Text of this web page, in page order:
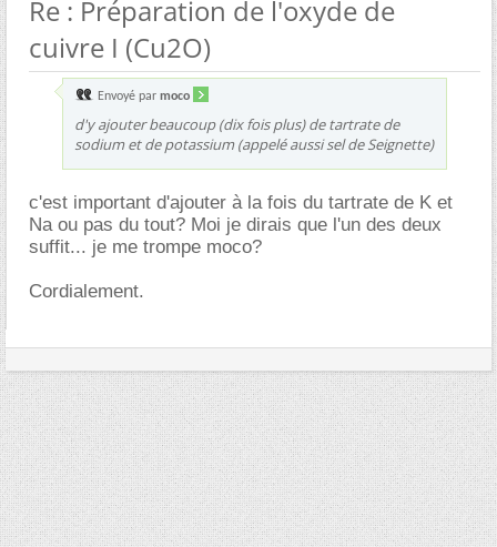
Re : Préparation de l'oxyde de
cuivre I (Cu2O)
Envoyé par moco
d'y ajouter beaucoup (dix fois plus) de tartrate de
sodium et de potassium (appelé aussi sel de Seignette)
c'est important d'ajouter à la fois du tartrate de K et
Na ou pas du tout? Moi je dirais que l'un des deux
suffit... je me trompe moco?
Cordialement.